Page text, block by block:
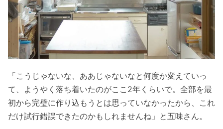
「こうじゃないな、ああじゃないなと何度か変えていっ
て、ようやく落ち着いたのがここ2年くらいで。全部を最
初から完璧に作り込もうとは思っていなかったから、これ
だけ試行錯誤できたのかもしれませんね」と五味さん。